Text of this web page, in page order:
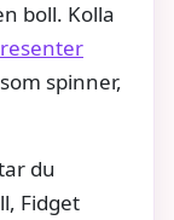
boll. Kolla
spinner,
du
Fidget